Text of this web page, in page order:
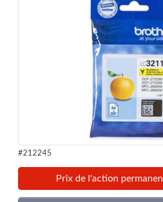
#212245
Prix de l'action